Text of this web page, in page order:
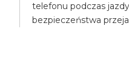
telefonu podczas
bezpieczeństwa